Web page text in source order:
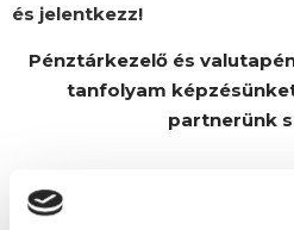
és jelentkezz!
Pénztárkezelő és
tanfolyam
partnerünk